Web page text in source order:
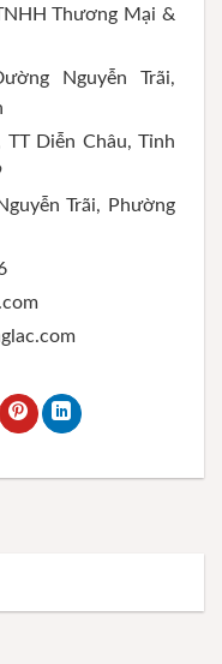
Thương Mại &
Nguyễn Trãi,
TT Diễn Châu, Tỉnh
Trãi, Phường